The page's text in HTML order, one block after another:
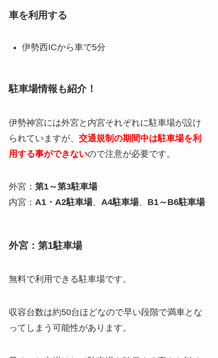
車を利用する
伊勢西ICから車で5分
駐車場情報も紹介！
伊勢神宮には外宮と内宮それぞれに駐車場が設け
られていますが、 交通規制の期間中は駐車場を利
用する事ができないので注意が必要です。
外宮： 第1～第3駐車場
内宮： A1・A2駐車場、 A4駐車場、 B1～B6駐車場
外宮：第1駐車場
無料で利用できる駐車場です。
収容台数は約50台ほどなので早い段階で満車とな
ってしまう可能性があります。